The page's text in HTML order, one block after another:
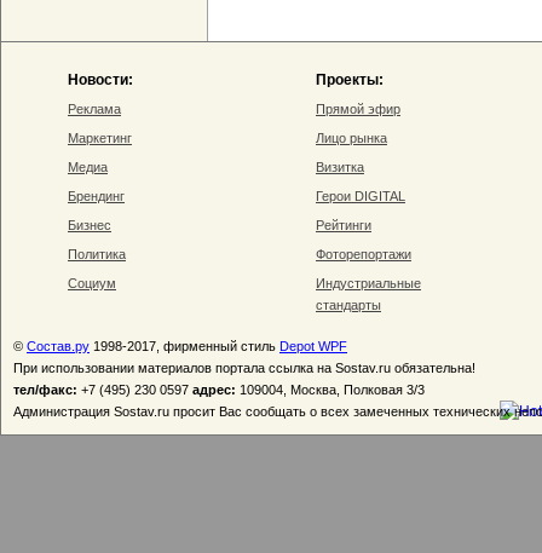
Новости:
Реклама
Маркетинг
Медиа
Брендинг
Бизнес
Политика
Социум
Проекты:
Прямой эфир
Лицо рынка
Визитка
Герои DIGITAL
Рейтинги
Фоторепортажи
Индустриальные
стандарты
© Состав.ру 1998-2017, фирменный стиль Depot WPF
При использовании материалов портала ссылка на Sostav.ru обязательна!
тел/факс: +7 (495) 230 0597 адрес: 109004, Москва, Полковая 3/3
Администрация Sostav.ru просит Вас сообщать о всех замеченных технических